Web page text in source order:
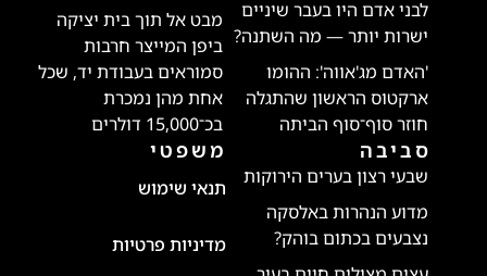
לבני אדם היו בעבר שיניים
ישרות יותר — מה השתנה?
'האדם מג'אווה': ההומו
ארקטוס הראשון שהתגלה
חוזר סוף־סוף הביתה
מבט אל תוך בית יציקה
ביפן המייצר חרבות
סמוראים בעבודת יד, שכל
אחת מהן נמכרת
בכ־15,000 דולרים
סביבה
שבעי רצון בערים הירוקות
מדוע הנהרות באלסקה
נצבעים בכתום בוהק?
משפטי
תנאי שימוש
מדיניות פרטיות